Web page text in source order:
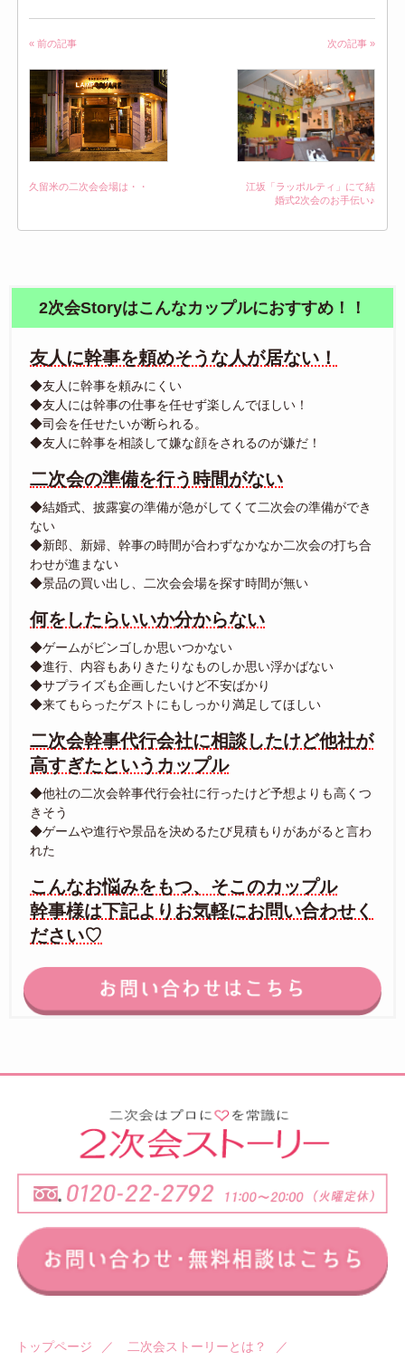
« 前の記事
久留米の二次会会場は・・
次の記事 »
江坂「ラッポルティ」にて結
婚式2次会のお手伝い♪
2次会Storyはこんなカップルにおすすめ！！
友人に幹事を頼めそうな人が居ない！
◆友人に幹事を頼みにくい
◆友人には幹事の仕事を任せず楽しんでほしい！
◆司会を任せたいが断られる。
◆友人に幹事を相談して嫌な顔をされるのが嫌だ！
二次会の準備を行う時間がない
◆結婚式、披露宴の準備が急がしてくて二次会の準備ができ
ない
◆新郎、新婦、幹事の時間が合わずなかなか二次会の打ち合
わせが進まない
◆景品の買い出し、二次会会場を探す時間が無い
何をしたらいいか分からない
◆ゲームがビンゴしか思いつかない
◆進行、内容もありきたりなものしか思い浮かばない
◆サプライズも企画したいけど不安ばかり
◆来てもらったゲストにもしっかり満足してほしい
二次会幹事代行会社に相談したけど他社が
高すぎたというカップル
◆他社の二次会幹事代行会社に行ったけど予想よりも高くつ
きそう
◆ゲームや進行や景品を決めるたび見積もりがあがると言わ
れた
こんなお悩みをもつ、そこのカップル
幹事様は下記よりお気軽にお問い合わせく
ださい♡
トップページ ／ 二次会ストーリーとは？ ／